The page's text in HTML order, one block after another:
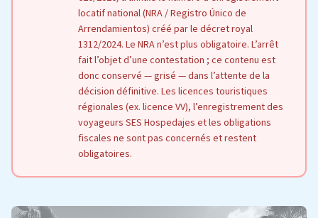
locatif national (NRA / Registro Único de
Arrendamientos) créé par le décret royal
1312/2024. Le NRA n’est plus obligatoire. L’arrêt
fait l’objet d’une contestation ; ce contenu est
donc conservé — grisé — dans l’attente de la
décision définitive. Les licences touristiques
régionales (ex. licence VV), l’enregistrement des
voyageurs SES Hospedajes et les obligations
fiscales ne sont pas concernés et restent
obligatoires.